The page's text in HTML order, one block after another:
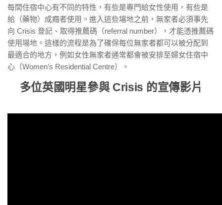
每間住宿中心有不同的特性，有些是專門給女性使用，有些是
給（藥物）成癮者使用。進入這些場地之前，無家者必須事先
向 Crisis 登記、取得推薦碼（referral number），才能憑推薦碼
使用場地。這樣的流程是為了確保每位無家者都可以被分配到
最適合的地方，例如女性無家者通常都會被安排至婦女住宿中
心（Women’s Residential Centre）。
多位英國明星參與 Crisis 的宣傳影片